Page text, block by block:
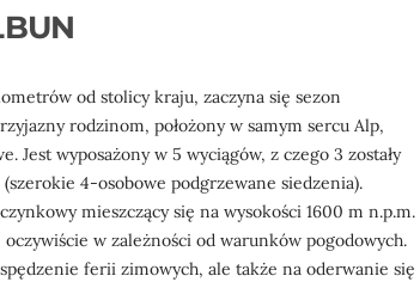
od stolicy kraju, zaczyna się sezon
rodzinom, położony w samym sercu Alp,
Jest wyposażony w 5 wyciągów, z czego 3 zostały
4-osobowe podgrzewane siedzenia).
mieszczący się na wysokości 1600 m n.p.m.
w zależności od warunków pogodowych.
ferii zimowych, ale także na oderwanie się